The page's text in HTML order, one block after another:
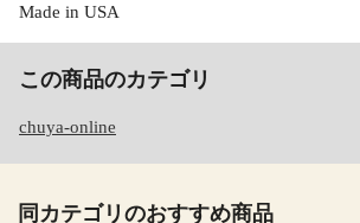
Made in USA
この商品のカテゴリ
chuya-online
同カテゴリのおすすめ商品